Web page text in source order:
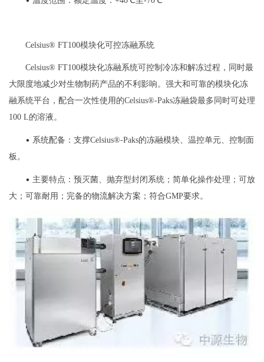
Celsius® FT100模块化可控冻融系统
Celsius® FT100模块化冻融系统可控制冷冻和解冻过程，同时最
大限度地减少对生物制药产品的不利影响。强大和可靠的模块化冻
融系统平台，配合一次性使用的Celsius®-Paks冻融袋最多同时可处理
100 L的溶液。
• 系统配备：支撑Celsius®-Paks的冻融模块、温控单元、控制面
板。
• 主要特点：预灭菌、抛弃型封闭系统；简单化操作处理；可放
大；可靠耐用；完备的物流解决方案；符合GMP要求。